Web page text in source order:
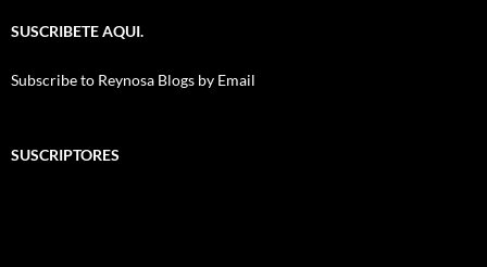
SUSCRIBETE AQUI.
Subscribe to Reynosa Blogs by Email
SUSCRIPTORES